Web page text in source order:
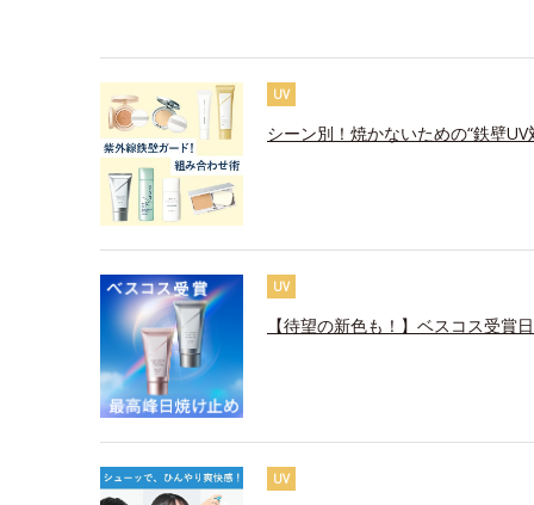
UV
シーン別！焼かないための“鉄壁
UV
【待望の新色も！】ベスコス受賞
UV